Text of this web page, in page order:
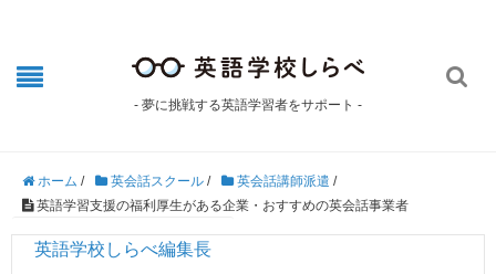
- 夢に挑戦する英語学習者をサポート -

ホーム / 英会話スクール / 英会話講師派遣 /
英語学習支援の福利厚生がある企業・おすすめの英会話事業者
英語学校しらべ編集長